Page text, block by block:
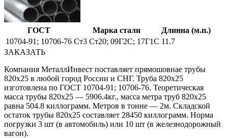
ГОСТ Марка стали
Длинна (м.п.)
10704-91; 10706-76 Ст3 Ст20; 09Г2С; 17Г1С 11.7
ЗАКАЗАТЬ
Компания МеталлИнвест поставляет прямошовнае трубы
820х25 в любой город России и СНГ. Труба 820х25
изготовлена по ГОСТ 10704-91; 10706-76. Теоретическая
масса трубы 820х25 — 5906.4кг., масса метра труб 820х25
равна 504.8 киллограмм. Метров в тонне — 2м. Складской
остаток трубы 820х25 составляет 28450 киллограмм. Норма
погрузки 3 шт (в автомобиль) или 10 шт (в железнодорожный
вагон).